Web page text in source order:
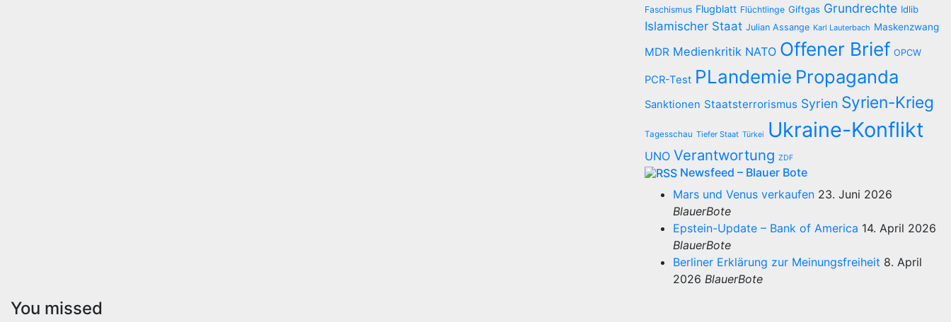
Faschismus Flugblatt Flüchtlinge Giftgas Grundrechte Idlib
Islamischer Staat Julian Assange Karl Lauterbach Maskenzwang
MDR Medienkritik NATO Offener Brief OPCW
PCR-Test PLandemie Propaganda
Sanktionen Staatsterrorismus Syrien Syrien-Krieg
Tagesschau Tiefer Staat Türkei Ukraine-Konflikt
UNO Verantwortung ZDF
Newsfeed – Blauer Bote
Mars und Venus verkaufen 23. Juni 2026
BlauerBote
Epstein-Update – Bank of America 14. April 2026
BlauerBote
Berliner Erklärung zur Meinungsfreiheit 8. April
2026 BlauerBote
You missed